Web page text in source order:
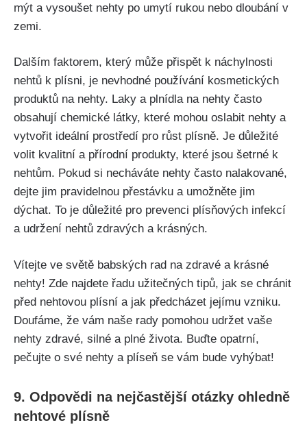
mýt a vysoušet nehty po umytí rukou nebo ⁤dloubání v
zemi.
Dalším​ faktorem, který může přispět k náchylnosti
nehtů k plísni, ‍je nevhodné používání⁣ kosmetických
produktů na‌ nehty. Laky a plnídla na nehty často
obsahují chemické⁢ látky, které mohou oslabit nehty a
vytvořit ideální prostředí pro růst‌ plísně. Je důležité⁢
volit kvalitní‍ a přírodní produkty, které‌ jsou⁣ šetrné k​
nehtům. ⁢Pokud si ‌necháváte ⁢nehty často nalakované,
dejte jim pravidelnou přestávku a umožněte jim
⁤dýchat. To je ⁤důležité ⁤pro‌ prevenci plísňových infekcí
a⁢ udržení nehtů zdravých a krásných.
Vítejte ​ve⁣ světě babských rad na zdravé a krásné⁣
nehty! Zde⁤ najdete řadu⁣ užitečných​ tipů, jak⁣ se chránit⁣
před nehtovou plísní a jak předcházet jejímu⁣ vzniku.
Doufáme, že vám naše rady pomohou ⁤udržet vaše
nehty ⁤zdravé, silné a plné⁢ života. Buďte opatrní,
pečujte o své​ nehty a plíseň se vám bude vyhýbat!
9. Odpovědi na nejčastější otázky ohledně
​nehtové plísně